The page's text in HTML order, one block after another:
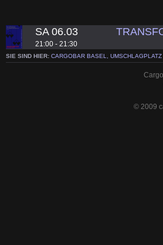
SA 06.03
21:00 - 21:30
SIE SIND HIER: CARGOBAR BASEL, UMSCHLAGPLATZ
© 2009